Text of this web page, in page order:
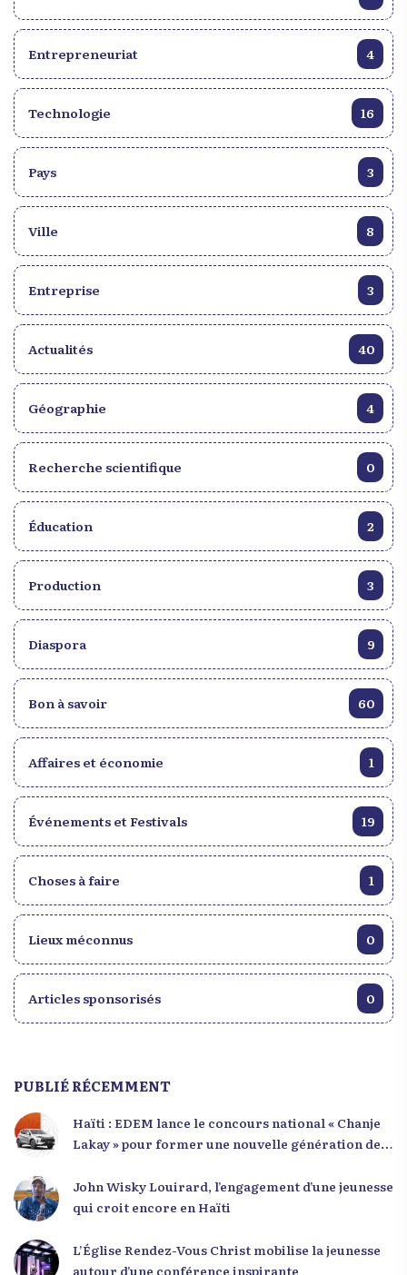
Entrepreneuriat 4
Technologie 16
Pays 3
Ville 8
Entreprise 3
Actualités 40
Géographie 4
Recherche scientifique 0
Éducation 2
Production 3
Diaspora 9
Bon à savoir 60
Affaires et économie 1
Événements et Festivals 19
Choses à faire 1
Lieux méconnus 0
Articles sponsorisés 0
PUBLIÉ RÉCEMMENT
Haïti : EDEM lance le concours national « Chanje
Lakay » pour former une nouvelle génération de
John Wisky Louirard, l’engagement d’une jeunesse
qui croit encore en Haïti
L’Église Rendez-Vous Christ mobilise la jeunesse
autour d’une conférence inspirante